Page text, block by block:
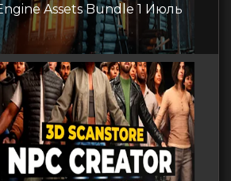
Assets Bundle 1 Июль